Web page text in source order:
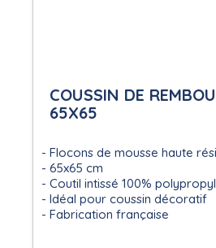
COUSSIN DE
65X65
Flocons de mousse haute
65x65 cm
Coutil intissé 100%
Idéal pour coussin décoratif
Fabrication française